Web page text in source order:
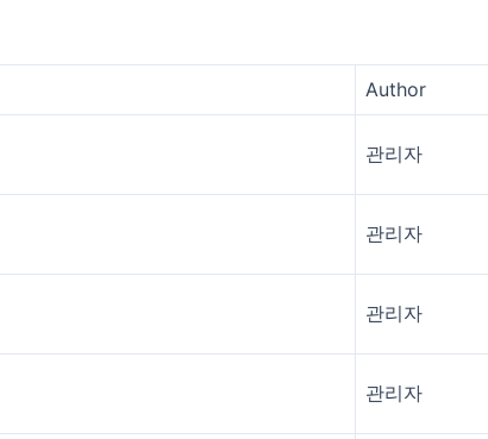
Author
관리자
관리자
관리자
관리자